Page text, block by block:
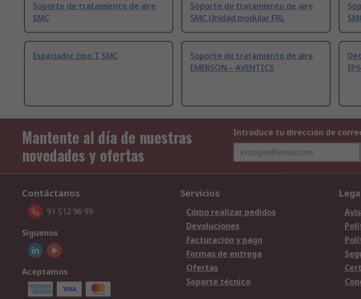
Soporte de tratamiento de aire
SMC
Soporte de tratamiento de aire
SMC Unidad modular FRL
Espaciador tipo T SMC
Soporte de tratamiento de aire
EMERSON – AVENTICS
Mantente al día de nuestras
novedades y ofertas
Introduce tu dirección de
Contáctanos
91 512 96 99
Síguenos
Aceptamos
Servicios
Cómo realizar pedidos
Devoluciones
Facturación y pago
Formas de entrega
Ofertas
Soporte técnico